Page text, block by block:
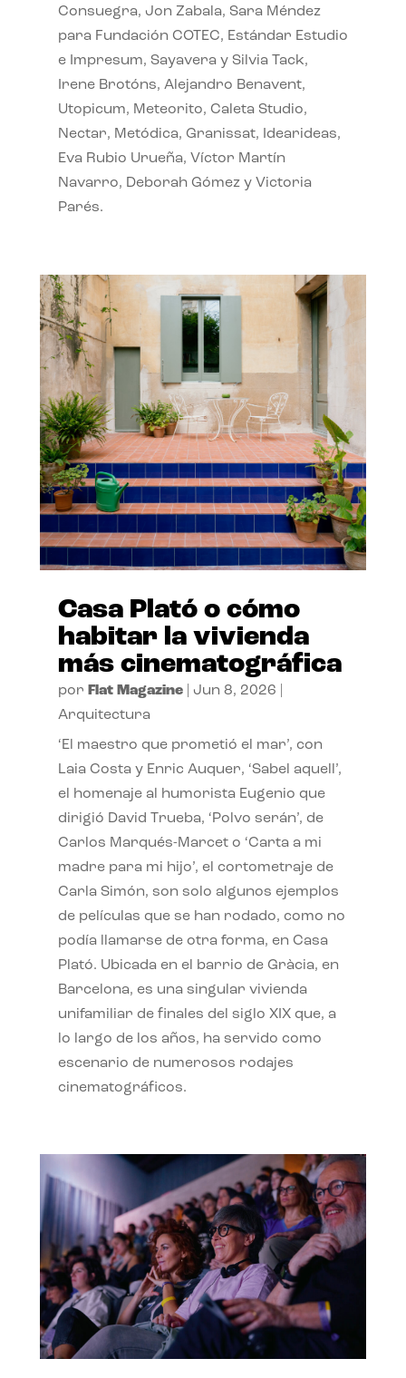
Consuegra, Jon Zabala, Sara Méndez
para Fundación COTEC, Estándar Estudio
e Impresum, Sayavera y Silvia Tack,
Irene Brotóns, Alejandro Benavent,
Utopicum, Meteorito, Caleta Studio,
Nectar, Metódica, Granissat, Idearideas,
Eva Rubio Urueña, Víctor Martín
Navarro, Deborah Gómez y Victoria
Parés.
Casa Plató o cómo
habitar la vivienda
más cinematográfica
por Flat Magazine| Jun 8, 2026
Arquitectura
‘El maestro que prometió el mar’, con
Laia Costa y Enric Auquer, ‘Sabel aquell’,
el homenaje al humorista Eugenio que
dirigió David Trueba, ‘Polvo serán’, de
Carlos Marqués-Marcet o ‘Carta a mi
madre para mi hijo’, el cortometraje de
Carla Simón, son solo algunos ejemplos
de películas que se han rodado, como no
podía llamarse de otra forma, en Casa
Plató. Ubicada en el barrio de Gràcia, en
Barcelona, es una singular vivienda
unifamiliar de finales del siglo XIX que, a
lo largo de los años, ha servido como
escenario de numerosos rodajes
cinematográficos.